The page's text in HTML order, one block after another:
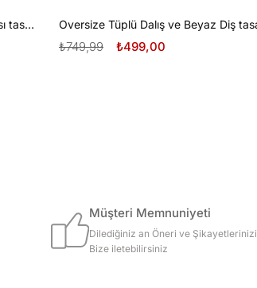
Oversize Şnorkel ve Su kaplumbağası tasarım unisex T-shirt
₺499,00
₺749,99
Müşteri Memnuniyeti
Dilediğiniz an Öneri ve Şikayetlerinizi
Bize iletebilirsiniz